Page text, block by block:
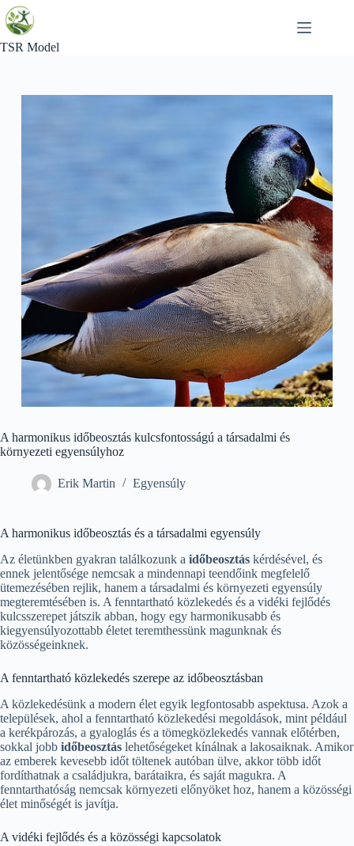
Skip
to
content
TSR Model
A harmonikus időbeosztás kulcsfontosságú a társadalmi és
környezeti egyensúlyhoz
Erik Martin Egyensúly
A harmonikus időbeosztás és a társadalmi egyensúly
Az életünkben gyakran találkozunk a időbeosztás kérdésével, és
ennek jelentősége nemcsak a mindennapi teendőink megfelelő
ütemezésében rejlik, hanem a társadalmi és környezeti egyensúly
megteremtésében is. A fenntartható közlekedés és a vidéki fejlődés
kulcsszerepet játszik abban, hogy egy harmonikusabb és
kiegyensúlyozottabb életet teremthessünk magunknak és
közösségeinknek.
A fenntartható közlekedés szerepe az időbeosztásban
A közlekedésünk a modern élet egyik legfontosabb aspektusa. Azok a
települések, ahol a fenntartható közlekedési megoldások, mint például
a kerékpározás, a gyaloglás és a tömegközlekedés vannak előtérben,
sokkal jobb időbeosztás lehetőségeket kínálnak a lakosaiknak. Amikor
az emberek kevesebb időt töltenek autóban ülve, akkor több időt
fordíthatnak a családjukra, barátaikra, és saját magukra. A
fenntarthatóság nemcsak környezeti előnyöket hoz, hanem a közösségi
élet minőségét is javítja.
A vidéki fejlődés és a közösségi kapcsolatok